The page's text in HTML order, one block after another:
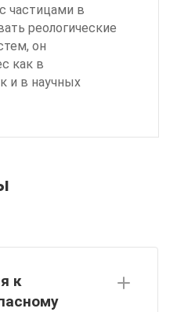
частицами в
реологические
он
как в
и в научных
к